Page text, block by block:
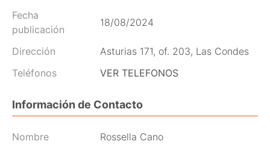
Fecha
publicación
18/08/2024
Dirección
Asturias 171, of. 203, Las Condes
Teléfonos
VER TELEFONOS
Información de Contacto
Nombre
Rossella Cano